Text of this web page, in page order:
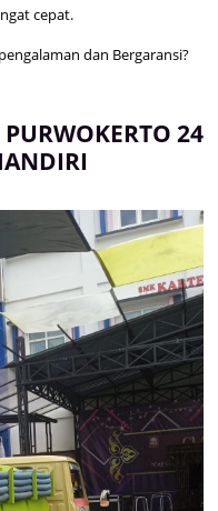
cepat.
dan Bergaransi?
PURWOKERTO 24